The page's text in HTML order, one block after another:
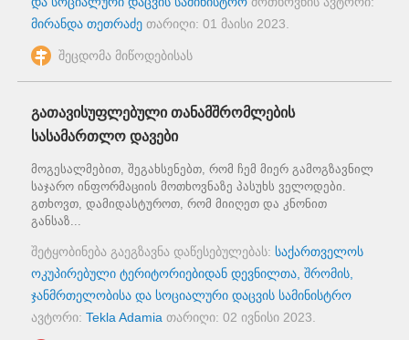
მირანდა თეთრაძე თარიღი: 01 მაისი 2023
შეცდომა მიწოდებისას
გათავისუფლებული თანამშრომლების
სასამართლო დავები
მოგესალმებით, შეგახსენებთ, რომ ჩემ მიერ გამოგზავნილ
საჯარო ინფორმაციის მოთხოვნაზე პასუხს ველოდები.
გთხოვთ, დამიდასტუროთ, რომ მიიღეთ და კნონით
განსაზ...
შეტყობინება გაეგზავნა დაწესებულებას: საქართველოს
ოკუპირებული ტერიტორიებიდან დევნილთა, შრომის,
ჯანმრთელობისა და სოციალური დაცვის სამინისტრო
ავტორი: Tekla Adamia თარიღი: 02 ივნისი 2023